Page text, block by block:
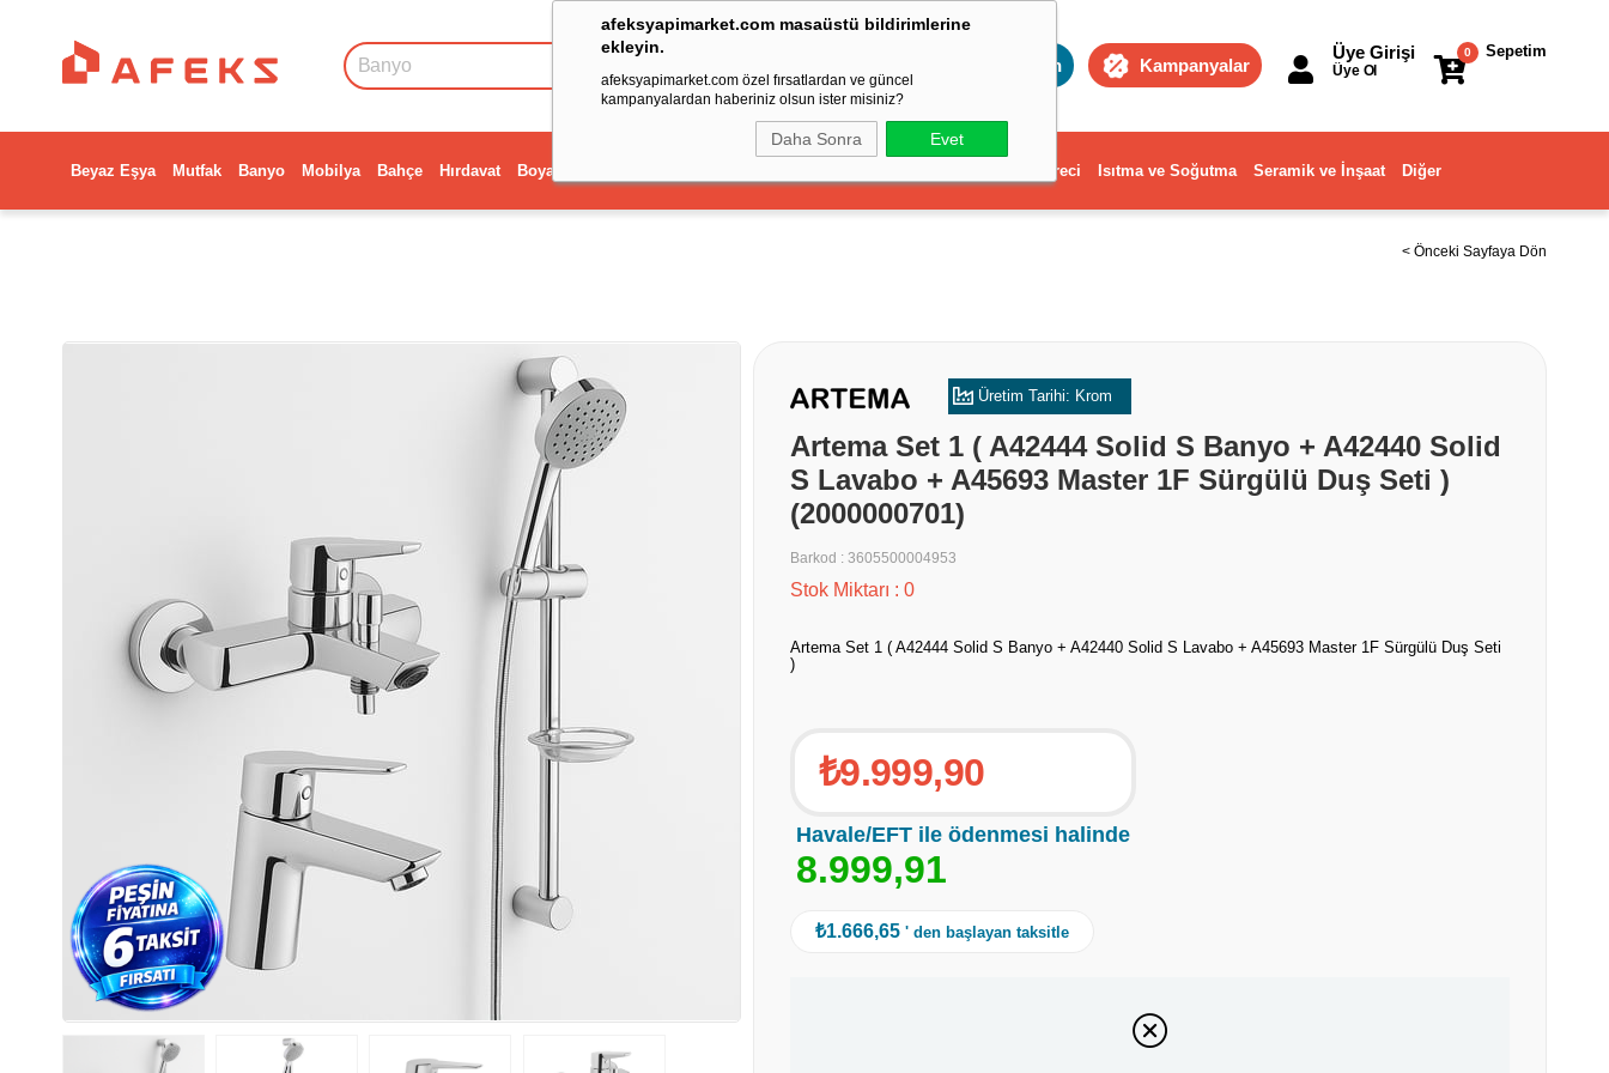
afeksyapimarket.com masaüstü bildirimlerine
ekleyin.
afeksyapimarket.com özel fırsatlardan ve güncel
kampanyalardan haberiniz olsun ister misiniz?
Daha Sonra Evet
Toptan Kampanyalar
Sepetim
0
Üye Girişi
Üye Ol
Beyaz Eşya Mutfak Banyo Mobilya Bahçe Hırdavat Boya Dekorasyon ve Ev Gereci Isıtma ve Soğutma Seramik ve İnşaat Diğer
< Önceki Sayfaya Dön
Krom
Artema Set 1 ( A42444 Solid S Banyo + A42440 Solid
S Lavabo + A45693 Master 1F Sürgülü Duş Seti )
(2000000701)
Barkod : 3605500004953
Stok Miktarı : 0
Artema Set 1 ( A42444 Solid S Banyo + A42440 Solid S Lavabo + A45693 Master 1F Sürgülü Duş Seti
)
₺9.999,90
Havale/EFT ile ödenmesi halinde
8.999,91
₺1.666,65 ' den başlayan taksitle